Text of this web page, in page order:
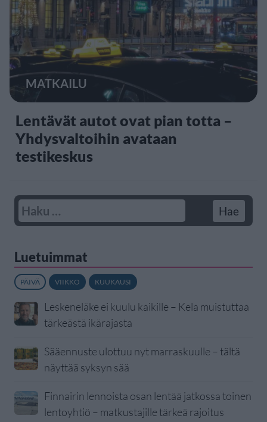
MATKAILU
Lentävät autot ovat pian totta –
Yhdysvaltoihin avataan
testikeskus
Luetuimmat
PÄIVÄ VIIKKO KUUKAUSI
Leskeneläke ei kuulu kaikille – Kela muistuttaa
tärkeästä ikärajasta
Sääennuste ulottuu nyt marraskuulle – tältä
näyttää syksyn sää
Finnairin lennoista osan lentää jatkossa toinen
lentoyhtiö – matkustajille tärkeä rajoitus